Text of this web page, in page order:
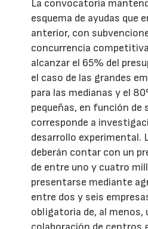
La convocatoria
esquema de ayudas que
anterior, con
concurrencia
alcanzar el 65% del
el caso de las grandes
para las medianas y el
pequeñas, en función de
corresponde a
desarrollo experimental.
deberán contar con un
de entre uno y cuatro
presentarse mediante
entre dos y seis
obligatoria de, al menos,